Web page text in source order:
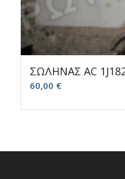
ΣΩΛΗΝΑΣ AC
60,00 €